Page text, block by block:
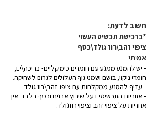
חשוב לדעת:​
*ברכישת תכשיט העשוי
ציפוי זהב\רוז גולד\כסף
אמיתי
- יש להמנע ממגע עם חומרים כימיקליים- בריכה\ים,
חומרי ניקוי, בושם ושמני גוף העלולים לגרום לשחיקה.
- עדיף להמנע ממקלחות עם ציפוי זהב\רוז גולד
- אחריות התכשיטים על שיבוץ אבנים וכסף בלבד. אין
אחריות על ציפוי זהב וציפוי רוזגולד.